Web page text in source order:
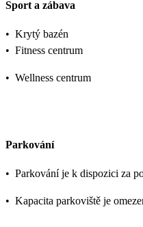
Sport a zábava
• Krytý bazén
• Fitness centrum
• Wellness centrum
Parkování
• Parkování je k dispozici za
• Kapacita parkoviště je